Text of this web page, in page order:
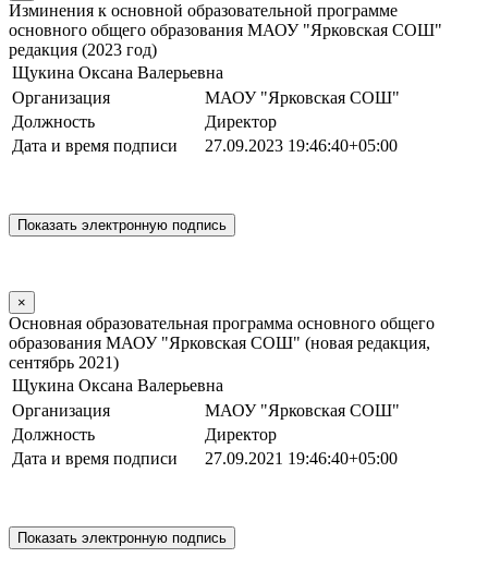
Изминения к основной образовательной программе
основного общего образования МАОУ "Ярковская СОШ"
редакция (2023 год)
Щукина Оксана Валерьевна
Организация
МАОУ "Ярковская СОШ"
Должность
Директор
Дата и время подписи
27.09.2023 19:46:40+05:00
×
Основная образовательная программа основного общего
образования МАОУ "Ярковская СОШ" (новая редакция,
сентябрь 2021)
Щукина Оксана Валерьевна
Организация
МАОУ "Ярковская СОШ"
Должность
Директор
Дата и время подписи
27.09.2021 19:46:40+05:00